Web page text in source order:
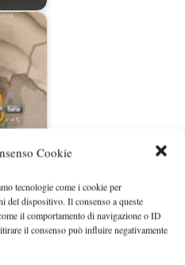
Cookie
tecnologie come i cookie per
del dispositivo. Il consenso a queste
il comportamento di navigazione o ID
il consenso può influire negativamente